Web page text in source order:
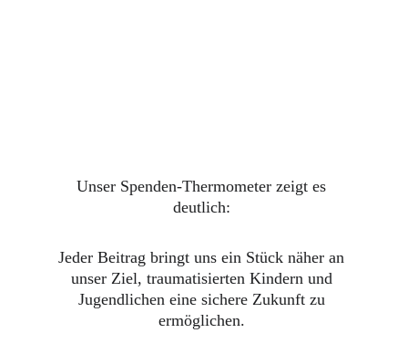
Unser Spenden-Thermometer zeigt es
deutlich:
Jeder Beitrag bringt uns ein Stück näher an
unser Ziel, traumatisierten Kindern und
Jugendlichen eine sichere Zukunft zu
ermöglichen.